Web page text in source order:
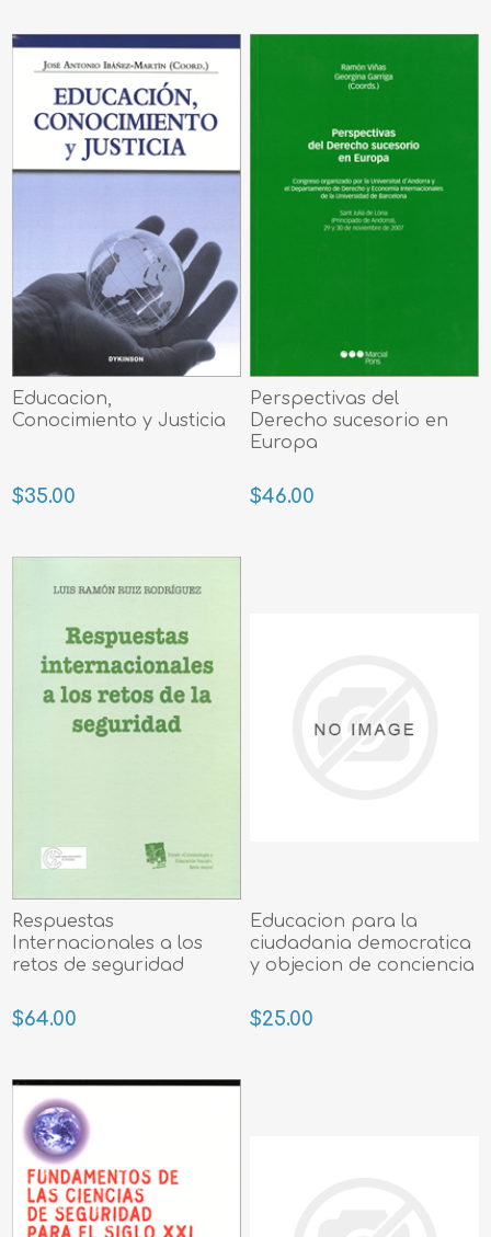
Educacion,
Conocimiento y Justicia
$35.00
Perspectivas del
Derecho sucesorio en
Europa
$46.00
Respuestas
Internacionales a los
retos de seguridad
$64.00
Educacion para la
ciudadania democratica
y objecion de conciencia
$25.00